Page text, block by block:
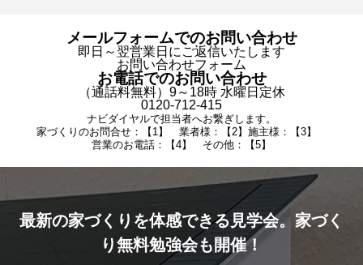
メールフォームでのお問い合わせ
即日～翌営業日にご返信いたします
お問い合わせフォーム
お電話でのお問い合わせ
（通話料無料）9～18時 水曜日定休
0120-712-415
ナビダイヤルで担当者へお繋ぎします。
家づくりのお問合せ：【1】 業者様：【2】施主様：【3】
営業のお電話：【4】 その他：【5】
最新の家づくりを体感できる見学会。家づく
り無料勉強会も開催！